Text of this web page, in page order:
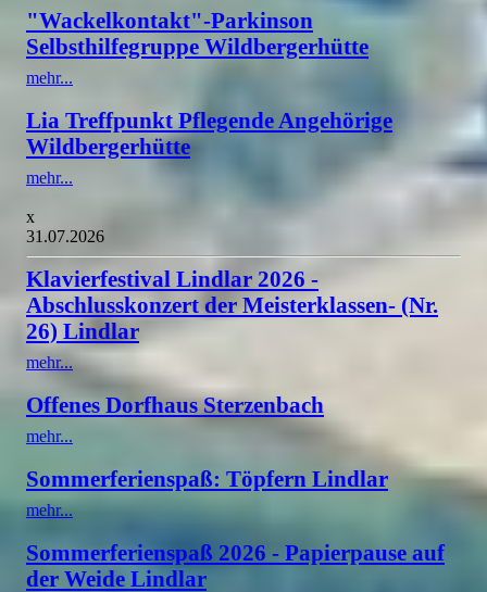
"Wackelkontakt"-Parkinson
Selbsthilfegruppe Wildbergerhütte
mehr...
Lia Treffpunkt Pflegende Angehörige
Wildbergerhütte
mehr...
x
31.07.2026
Klavierfestival Lindlar 2026 -
Abschlusskonzert der Meisterklassen- (Nr.
26) Lindlar
mehr...
Offenes Dorfhaus Sterzenbach
mehr...
Sommerferienspaß: Töpfern Lindlar
mehr...
Sommerferienspaß 2026 - Papierpause auf
der Weide Lindlar